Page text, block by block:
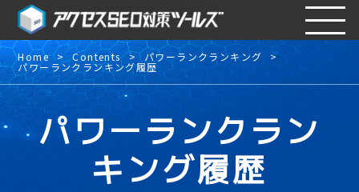
Home Contents パワーランクランキング
パワーランクランキング履歴
パワーランクラン
キング履歴